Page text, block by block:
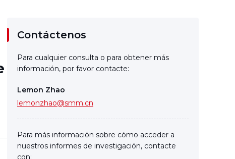
Contáctenos
Para cualquier consulta o para obtener más
información, por favor contacte:
Lemon Zhao
lemonzhao@smm.cn
Para más información sobre cómo acceder a
nuestros informes de investigación, contacte
con: